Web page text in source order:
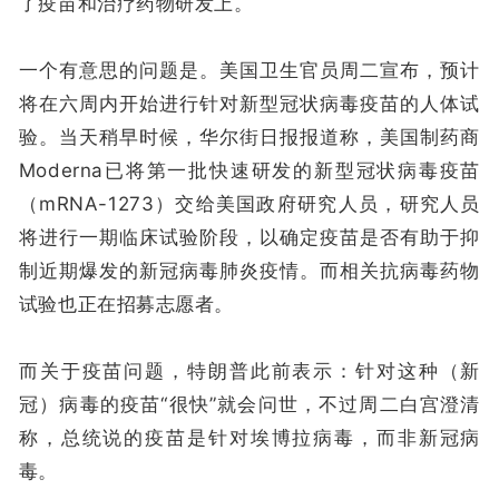
一个有意思的问题是。美国卫生官员周二宣布，预计
将在六周内开始进行针对新型冠状病毒疫苗的人体试
验。当天稍早时候，华尔街日报报道称，美国制药商
Moderna已将第一批快速研发的新型冠状病毒疫苗
（mRNA-1273）交给美国政府研究人员，研究人员
将进行一期临床试验阶段，以确定疫苗是否有助于抑
制近期爆发的新冠病毒肺炎疫情。而相关抗病毒药物
试验也正在招募志愿者。
而关于疫苗问题，特朗普此前表示：针对这种（新
冠）病毒的疫苗“很快”就会问世，不过周二白宫澄清
称，总统说的疫苗是针对埃博拉病毒，而非新冠病
毒。